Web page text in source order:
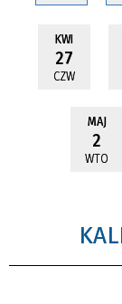
KWI
27
CZW
MAJ
2
WTO